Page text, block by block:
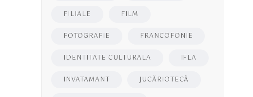
FILIALE FILM
FOTOGRAFIE FRANCOFONIE
IDENTITATE CULTURALA IFLA
INVATAMANT JUCĂRIOTECĂ